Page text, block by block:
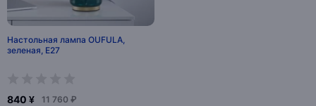
Настольная лампа OUFULA,
зеленая, E27
840 ¥ 11 760 ₽